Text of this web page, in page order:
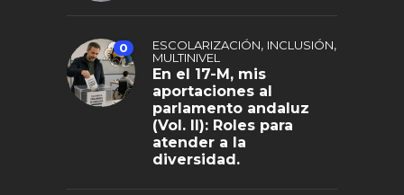
0 ESCOLARIZACIÓN, INCLUSIÓN,
MULTINIVEL
En el 17-M, mis
aportaciones al
parlamento andaluz
(Vol. II): Roles para
atender a la
diversidad.